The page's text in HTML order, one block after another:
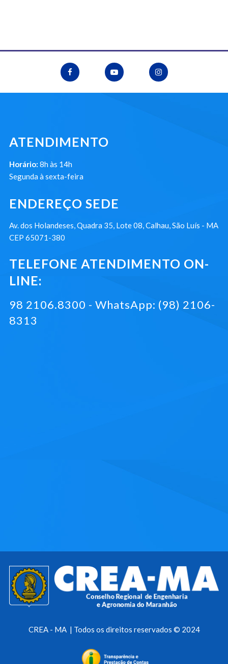
ATENDIMENTO
Horário: 8h às 14h
Segunda à sexta-feira
ENDEREÇO SEDE
Av. dos Holandeses, Quadra 35, Lote 08, Calhau, São Luís - MA
CEP 65071-380
TELEFONE ATENDIMENTO ON-
LINE:
98 2106.8300 - WhatsApp: (98) 2106-
8313
CREA - MA | Todos os direitos reservados © 2024